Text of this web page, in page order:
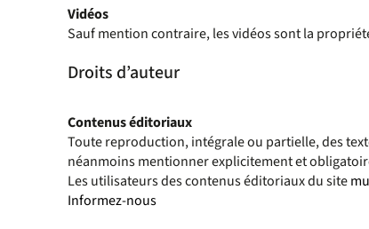
Vidéos
Sauf mention contraire, les vidéos sont la
Droits d’auteur
Contenus éditoriaux
Toute reproduction, intégrale ou partielle, des
néanmoins mentionner explicitement et
Les utilisateurs des contenus éditoriaux du site
Informez-nous